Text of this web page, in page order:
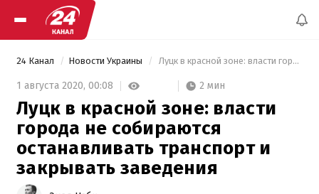
24 Канал Новости Украины Луцк в красной зоне: власти города не собираются останавливать транспорт и закрывать заведения
1 августа 2020, 00:08 2 мин
Луцк в красной зоне: власти
города не собираются
останавливать транспорт и
закрывать заведения